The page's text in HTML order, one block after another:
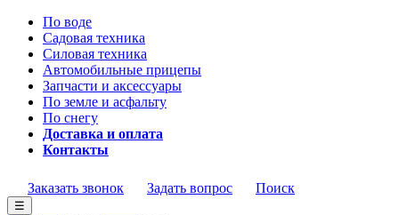
По воде
Садовая техника
Силовая техника
Автомобильные прицепы
Запчасти и аксессуары
По земле и асфальту
По снегу
Доставка и оплата
Контакты
Заказать звонок Задать вопрос Поиск
☰